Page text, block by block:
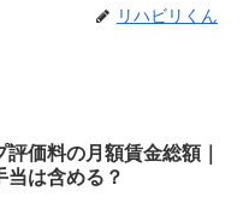
リハビリくん
価料の月額賃金総額｜
当は含める？